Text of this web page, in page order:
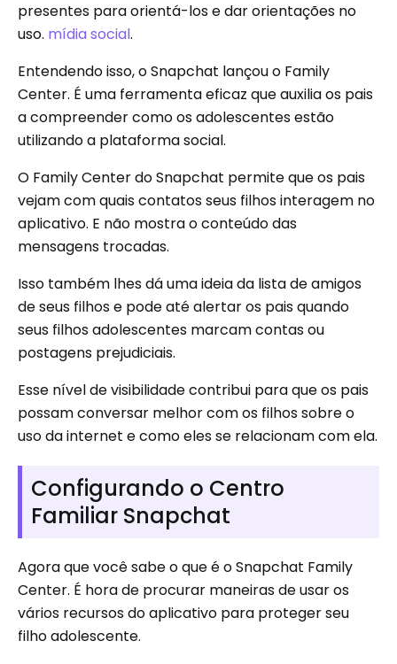
presentes para orientá-los e dar orientações no
uso. mídia social.
Entendendo isso, o Snapchat lançou o Family
Center. É uma ferramenta eficaz que auxilia os pais
a compreender como os adolescentes estão
utilizando a plataforma social.
O Family Center do Snapchat permite que os pais
vejam com quais contatos seus filhos interagem no
aplicativo. E não mostra o conteúdo das
mensagens trocadas.
Isso também lhes dá uma ideia da lista de amigos
de seus filhos e pode até alertar os pais quando
seus filhos adolescentes marcam contas ou
postagens prejudiciais.
Esse nível de visibilidade contribui para que os pais
possam conversar melhor com os filhos sobre o
uso da internet e como eles se relacionam com ela.
Configurando o Centro
Familiar Snapchat
Agora que você sabe o que é o Snapchat Family
Center. É hora de procurar maneiras de usar os
vários recursos do aplicativo para proteger seu
filho adolescente.